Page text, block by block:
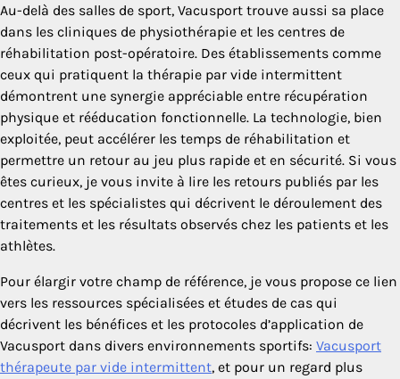
Au-delà des salles de sport, Vacusport trouve aussi sa place
dans les cliniques de physiothérapie et les centres de
réhabilitation post-opératoire. Des établissements comme
ceux qui pratiquent la thérapie par vide intermittent
démontrent une synergie appréciable entre récupération
physique et rééducation fonctionnelle. La technologie, bien
exploitée, peut accélérer les temps de réhabilitation et
permettre un retour au jeu plus rapide et en sécurité. Si vous
êtes curieux, je vous invite à lire les retours publiés par les
centres et les spécialistes qui décrivent le déroulement des
traitements et les résultats observés chez les patients et les
athlètes.
Pour élargir votre champ de référence, je vous propose ce lien
vers les ressources spécialisées et études de cas qui
décrivent les bénéfices et les protocoles d’application de
Vacusport dans divers environnements sportifs: Vacusport
thérapeute par vide intermittent, et pour un regard plus